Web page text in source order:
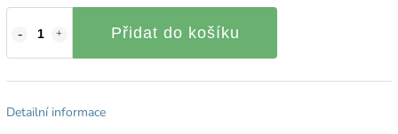
Přidat do košíku
Detailní informace